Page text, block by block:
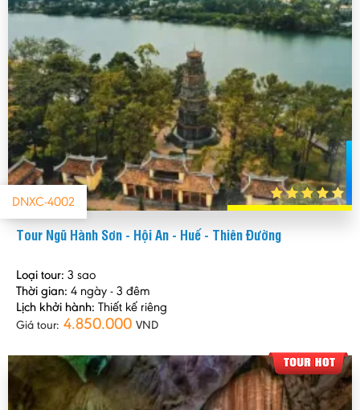
DNXC-4002
Tour Ngũ Hành Sơn - Hội An - Huế - Thiên Đường
Loại tour: 3 sao
Thời gian: 4 ngày - 3 đêm
Lịch khởi hành: Thiết kế riêng
Giá tour: 4.850.000 VND